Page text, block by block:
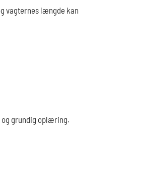
vagternes længde kan
grundig oplæring.